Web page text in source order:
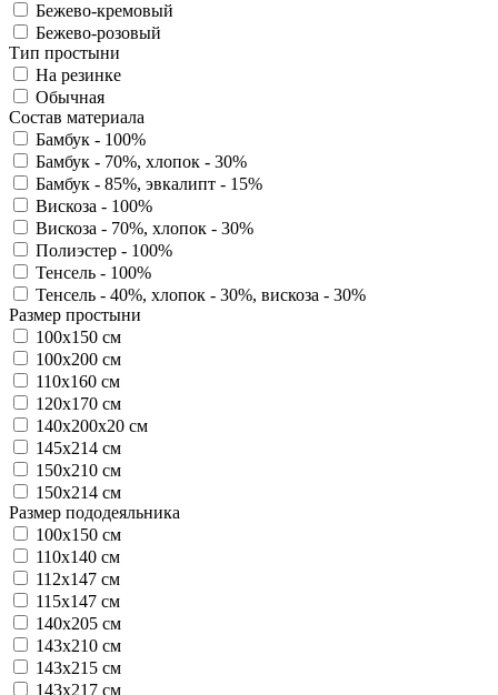
Бежево-кремовый
Бежево-розовый
Тип простыни
На резинке
Обычная
Состав материала
Бамбук - 100%
Бамбук - 70%, хлопок - 30%
Бамбук - 85%, эвкалипт - 15%
Вискоза - 100%
Вискоза - 70%, хлопок - 30%
Полиэстер - 100%
Тенсель - 100%
Тенсель - 40%, хлопок - 30%, вискоза - 30%
Размер простыни
100х150 см
100х200 см
110х160 см
120х170 см
140х200х20 см
145х214 см
150х210 см
150х214 см
Размер пододеяльника
100х150 см
110х140 см
112х147 см
115х147 см
140х205 см
143х210 см
143х215 см
143х217 см